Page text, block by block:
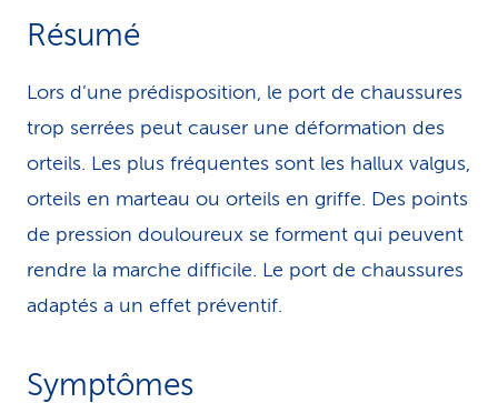
Résumé
Lors d’une prédisposition, le port de chaussures
trop serrées peut causer une déformation des
orteils. Les plus fréquentes sont les hallux valgus,
orteils en marteau ou orteils en griffe. Des points
de pression douloureux se forment qui peuvent
rendre la marche difficile. Le port de chaussures
adaptés a un effet préventif.
Symptômes